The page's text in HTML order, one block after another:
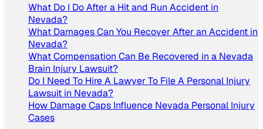
What Do I Do After a Hit and Run Accident in
Nevada?
What Damages Can You Recover After an Accident in
Nevada?
What Compensation Can Be Recovered in a Nevada
Brain Injury Lawsuit?
Do I Need To Hire A Lawyer To File A Personal Injury
Lawsuit in Nevada?
How Damage Caps Influence Nevada Personal Injury
Cases